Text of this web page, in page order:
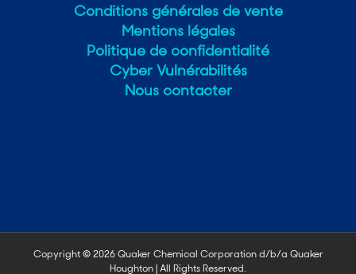
Conditions générales de vente
Mentions légales
Politique de confidentialité
Cyber Vulnérabilités
Nous contacter
Copyright ©2026 Quaker Chemical Corporation d/b/a Quaker
Houghton | All Rights Reserved.